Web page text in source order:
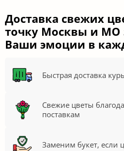
Доставка свежих
точку Москвы и МО
Ваши эмоции в
Быстрая доставка
Свежие цветы
поставкам
Заменим букет, если